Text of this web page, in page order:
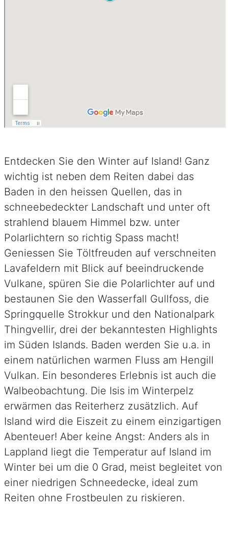
Entdecken Sie den Winter auf Island! Ganz
wichtig ist neben dem Reiten dabei das
Baden in den heissen Quellen, das in
schneebedeckter Landschaft und unter oft
strahlend blauem Himmel bzw. unter
Polarlichtern so richtig Spass macht!
Geniessen Sie Töltfreuden auf verschneiten
Lavafeldern mit Blick auf beeindruckende
Vulkane, spüren Sie die Polarlichter auf und
bestaunen Sie den Wasserfall Gullfoss, die
Springquelle Strokkur und den Nationalpark
Thingvellir, drei der bekanntesten Highlights
im Süden Islands. Baden werden Sie u.a. in
einem natürlichen warmen Fluss am Hengill
Vulkan. Ein besonderes Erlebnis ist auch die
Walbeobachtung. Die Isis im Winterpelz
erwärmen das Reiterherz zusätzlich. Auf
Island wird die Eiszeit zu einem einzigartigen
Abenteuer! Aber keine Angst: Anders als in
Lappland liegt die Temperatur auf Island im
Winter bei um die 0 Grad, meist begleitet von
einer niedrigen Schneedecke, ideal zum
Reiten ohne Frostbeulen zu riskieren.